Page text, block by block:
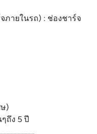
ภายในรถ) : ช่องชาร์จ
)
ถึง 5 ปี